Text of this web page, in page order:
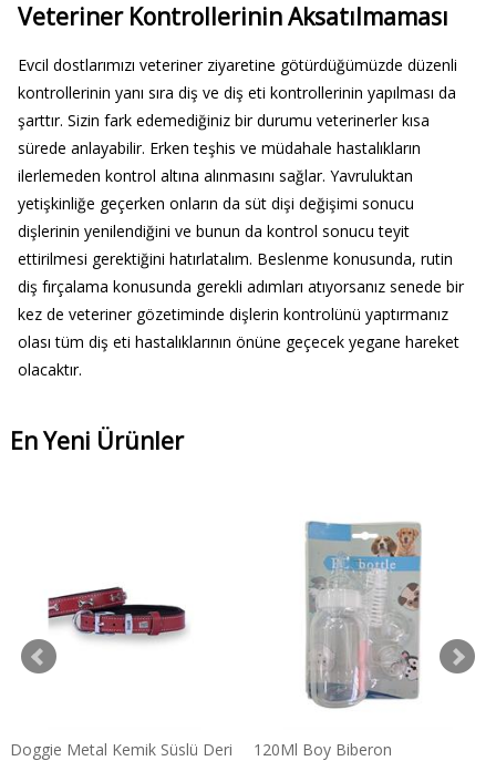
Veteriner Kontrollerinin Aksatılmaması
Evcil dostlarımızı veteriner ziyaretine götürdüğümüzde düzenli
kontrollerinin yanı sıra diş ve diş eti kontrollerinin yapılması da
şarttır. Sizin fark edemediğiniz bir durumu veterinerler kısa
sürede anlayabilir. Erken teşhis ve müdahale hastalıkların
ilerlemeden kontrol altına alınmasını sağlar. Yavruluktan
yetişkinliğe geçerken onların da süt dişi değişimi sonucu
dişlerinin yenilendiğini ve bunun da kontrol sonucu teyit
ettirilmesi gerektiğini hatırlatalım. Beslenme konusunda, rutin
diş fırçalama konusunda gerekli adımları atıyorsanız senede bir
kez de veteriner gözetiminde dişlerin kontrolünü yaptırmanız
olası tüm diş eti hastalıklarının önüne geçecek yegane hareket
olacaktır.
En Yeni Ürünler
Doggie Metal Kemik Süslü Deri
120Ml Boy Biberon